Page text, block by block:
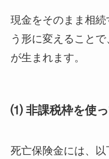
現金をそのまま相
う形に変えること
が生まれます。
⑴ 非課税枠を使
死亡保険金には、